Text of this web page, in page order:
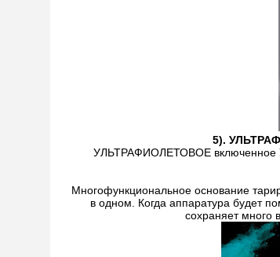
5).
УЛЬТРАФИОЛЕТОВОЕ включенное
Многофункциональное основание
в одном. Когда аппаратура будет
сохраняет много